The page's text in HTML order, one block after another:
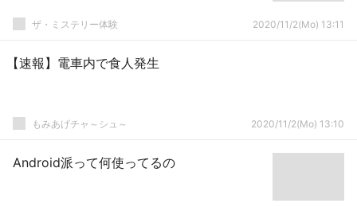
ザ・ミステリー体験 2020/11/2(Mo) 13:11
【速報】電車内で食人発生
もみあげチャ～シュ～ 2020/11/2(Mo) 13:10
Android派って何使ってるの